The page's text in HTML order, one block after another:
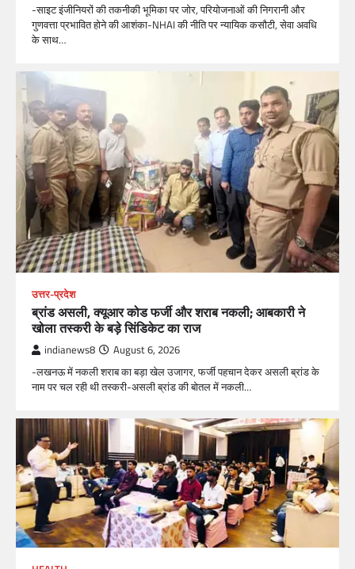
-साइट इंजीनियरों की तकनीकी भूमिका पर जोर, परियोजनाओं की निगरानी और
गुणवत्ता प्रभावित होने की आशंका-NHAI की नीति पर न्यायिक कसौटी, सेवा अवधि
के साथ…
उत्तर-प्रदेश
ब्रांड असली, क्यूआर कोड फर्जी और शराब नकली; आबकारी ने
खोला तस्करी के बड़े सिंडिकेट का राज
indianews8 August 6, 2026
-लखनऊ में नकली शराब का बड़ा खेल उजागर, फर्जी पहचान देकर असली ब्रांड के
नाम पर चल रही थी तस्करी-असली ब्रांड की बोतल में नकली…